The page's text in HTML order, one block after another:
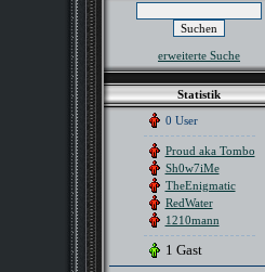
erweiterte Suche
Statistik
0 User
Proud aka Tombo
Sh0w7iMe
TheEnigmatic
RedWater
1210mann
1 Gast